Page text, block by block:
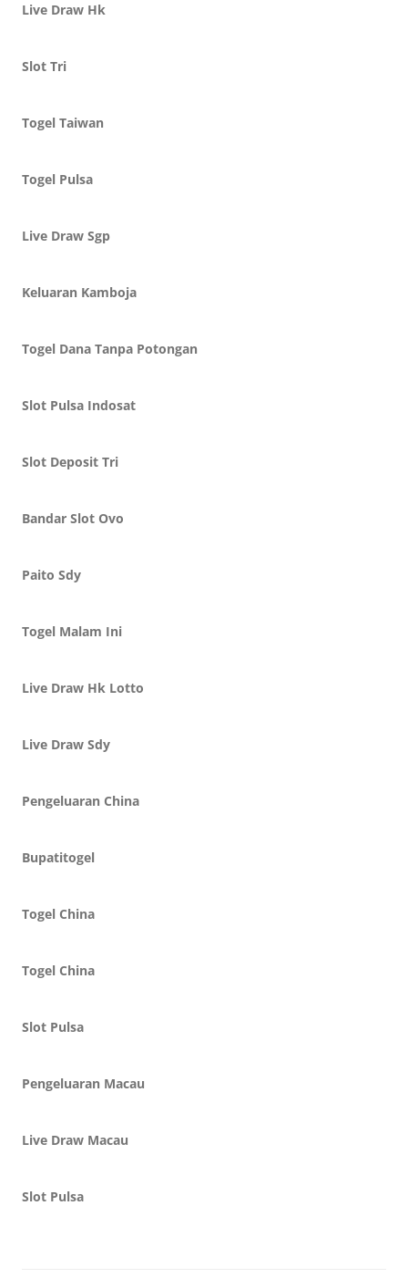
Live Draw Hk
Slot Tri
Togel Taiwan
Togel Pulsa
Live Draw Sgp
Keluaran Kamboja
Togel Dana Tanpa Potongan
Slot Pulsa Indosat
Slot Deposit Tri
Bandar Slot Ovo
Paito Sdy
Togel Malam Ini
Live Draw Hk Lotto
Live Draw Sdy
Pengeluaran China
Bupatitogel
Togel China
Togel China
Slot Pulsa
Pengeluaran Macau
Live Draw Macau
Slot Pulsa